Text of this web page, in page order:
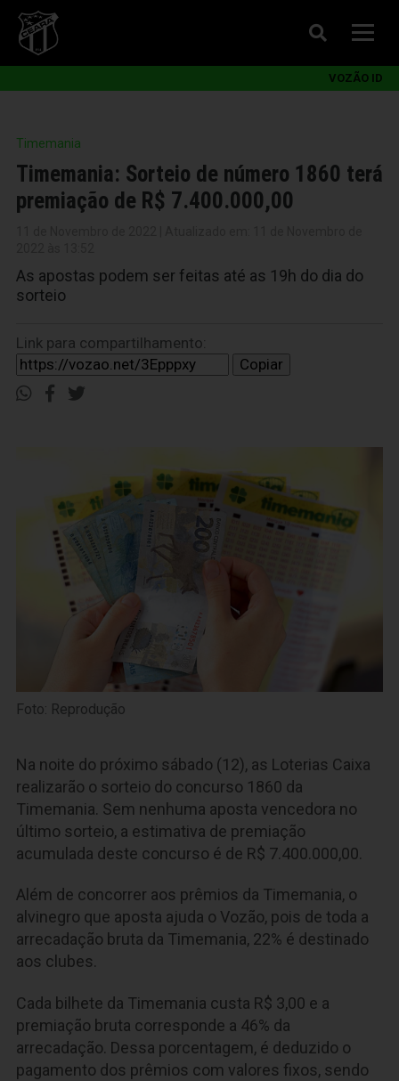
VOZÃO ID
Timemania
Timemania: Sorteio de número 1860 terá
premiação de R$ 7.400.000,00
As apostas podem ser feitas até as 19h do dia do
sorteio
Link para compartilhamento:
Copiar
Foto: Reprodução
Na noite do próximo sábado (12), as Loterias Caixa
realizarão o sorteio do concurso 1860 da
Timemania. Sem nenhuma aposta vencedora no
último sorteio, a estimativa de premiação
acumulada deste concurso é de R$ 7.400.000,00.
Além de concorrer aos prêmios da Timemania, o
alvinegro que aposta ajuda o Vozão, pois de toda a
arrecadação bruta da Timemania, 22% é destinado
aos clubes.
Cada bilhete da Timemania custa R$ 3,00 e a
premiação bruta corresponde a 46% da
arrecadação. Dessa porcentagem, é deduzido o
pagamento dos prêmios com valores fixos, sendo